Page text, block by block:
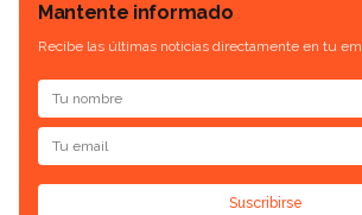
Mantente informado
Recibe las últimas noticias directamente en tu
Suscribirse